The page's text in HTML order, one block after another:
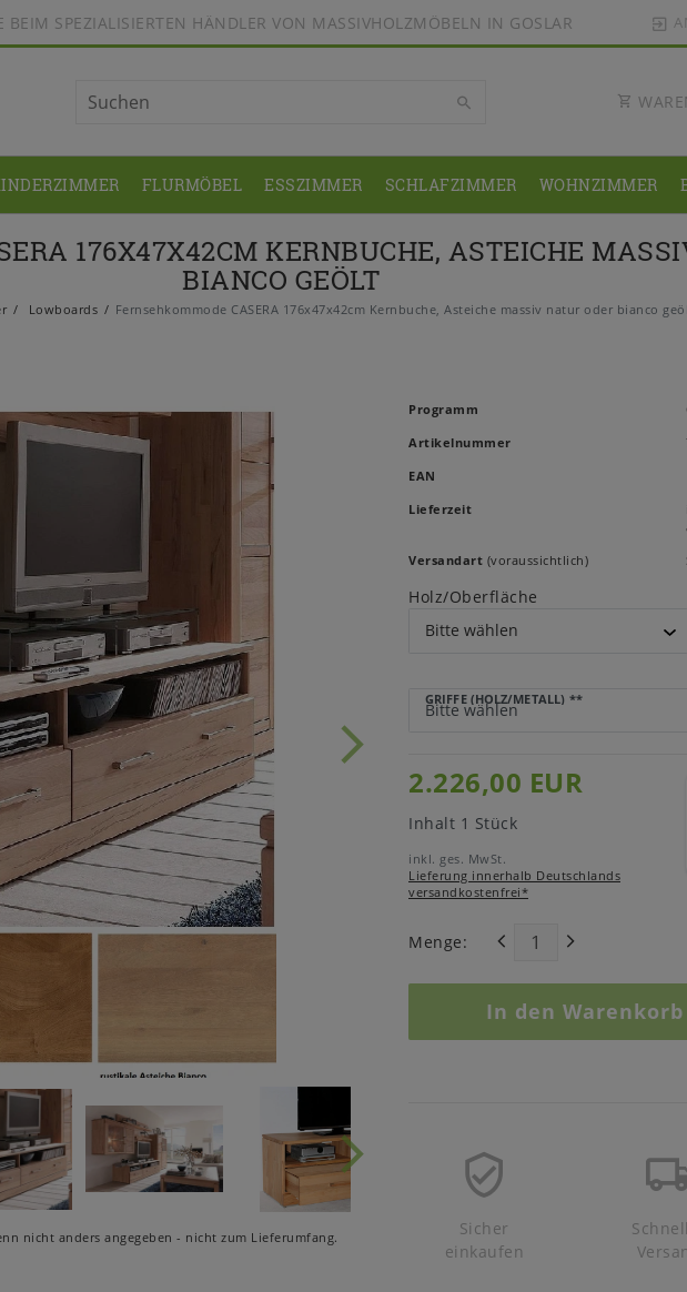
SPEZIALISIERTEN HÄNDLER VON MASSIVHOLZMÖBELN IN GOSLAR
FLURMÖBEL ESSZIMMER SCHLAFZIMMER WOHNZIMMER
176X47X42CM KERNBUCHE, ASTEICHE
BIANCO GEÖLT
Lowboards Fernsehkommode CASERA 176x47x42cm Kernbuche, Asteiche massiv natur oder bianco
nicht anders angegeben - nicht zum Lieferumfang.
Programm
Artikelnummer
EAN
Lieferzeit
Versandart (voraussichtlich)
Holz/Oberfläche
GRIFFE (HOLZ/METALL) **
2.226,00 EUR
Inhalt 1 Stück
inkl. ges. MwSt.
Lieferung innerhalb Deutschlands
versandkostenfrei*
Menge:
In den Warenkorb
Sicher
einkaufen